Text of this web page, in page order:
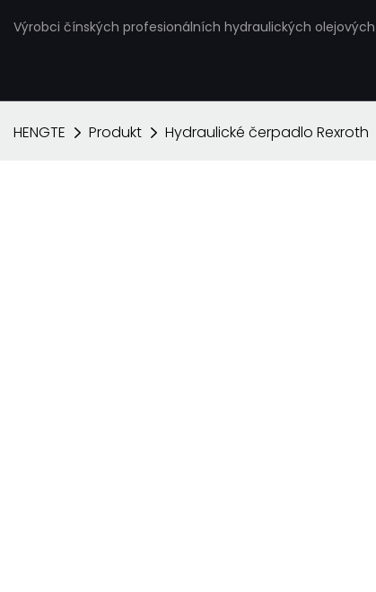
Výrobci čínských profesionálních hydraulických
HENGTE Produkt Hydraulické čerpadlo Rexroth